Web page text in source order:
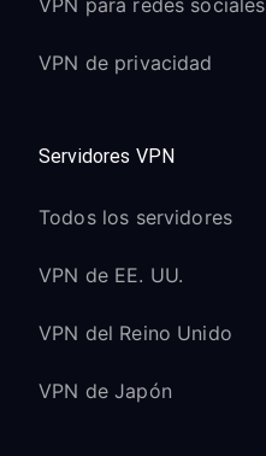
VPN para redes sociales
VPN de privacidad
Servidores VPN
Todos los servidores
VPN de EE. UU.
VPN del Reino Unido
VPN de Japón